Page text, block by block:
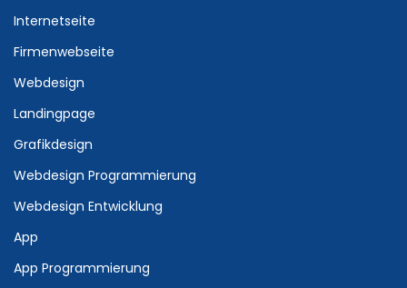
Internetseite
Firmenwebseite
Webdesign
Landingpage
Grafikdesign
Webdesign Programmierung
Webdesign Entwicklung
App
App Programmierung